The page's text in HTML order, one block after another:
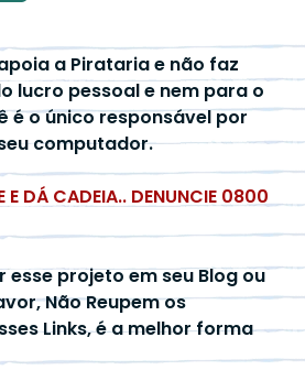
a Pirataria e não faz
lucro pessoal e nem para o
é o único responsável por
computador.
E DÁ CADEIA.. DENUNCIE 0800
esse projeto em seu Blog ou
Não Reupem os
Links, é a melhor forma